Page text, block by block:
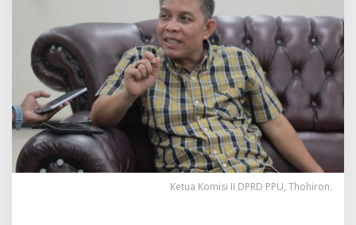
Ketua Komisi II DPRD PPU, Thohiron.